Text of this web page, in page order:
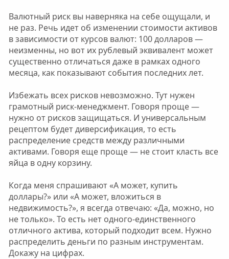
Валютный риск вы наверняка на себе ощущали, и
не раз. Речь идет об изменении стоимости активов
в зависимости от курсов валют: 100 долларов —
неизменны, но вот их рублевый эквивалент может
существенно отличаться даже в рамках одного
месяца, как показывают события последних лет.
Избежать всех рисков невозможно. Тут нужен
грамотный риск-менеджмент. Говоря проще —
нужно от рисков защищаться. И универсальным
рецептом будет диверсификация, то есть
распределение средств между различными
активами. Говоря еще проще — не стоит класть все
яйца в одну корзину.
Когда меня спрашивают «А может, купить
доллары?» или «А может, вложиться в
недвижимость?», я всегда отвечаю: «Да, можно, но
не только». То есть нет одного-единственного
отличного актива, который подходит всем. Нужно
распределить деньги по разным инструментам.
Докажу на цифрах.